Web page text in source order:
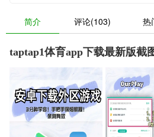
简介 评论(103) 热
taptap1体育app下载最新版截